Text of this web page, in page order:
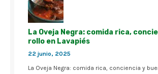
La Oveja Negra: comida rica,
rollo en Lavapiés
22 junio, 2025
La Oveja Negra: comida rica, conciencia y